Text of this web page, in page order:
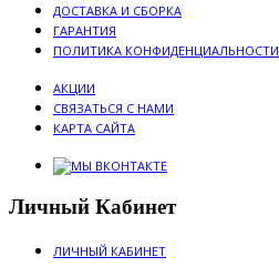
ДОСТАВКА И СБОРКА
ГАРАНТИЯ
ПОЛИТИКА КОНФИДЕНЦИАЛЬНОСТИ
АКЦИИ
СВЯЗАТЬСЯ С НАМИ
КАРТА САЙТА
Личный Кабинет
ЛИЧНЫЙ КАБИНЕТ